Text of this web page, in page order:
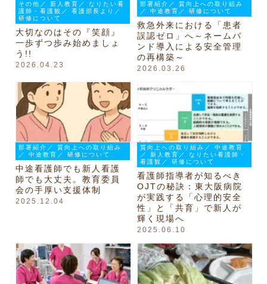
その他／ 新人教育／ なりたい看
護師・看護観／ 看護部長より／
研修について
大切なのはその『笑顔』
一歩ずつ歩み始めましょ
う!!
2026.04.23
部署紹介／ 質向上への取り組み
／ 中途教育／ 研修について
救急外来における「患者
誤認ゼロ」へ～ネームバ
ンド導入による安全管理
の再構築～
2026.03.26
部署紹介／ 質向上への取り組み
／ 中途教育／ 研修について
中途看護師でも新人看護
師でも大丈夫。教育委員
会の手厚い支援体制
2025.12.04
質向上への取り組み／ 中途教育
／ 新人教育／ なりたい看護師・
看護観／ 研修について
看護師指導者が知るべき
OJTの秘訣：東大阪病院
が実践する「心理的安全
性」と「共育」で新人が
輝く現場へ
2025.06.10